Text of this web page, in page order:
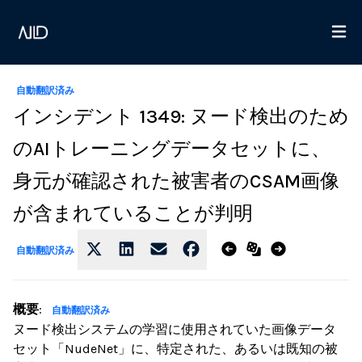
自動翻訳済み
インシデント 1349: ヌード検出のため
のAIトレーニングデータセットに、
身元が確認された被害者のCSAM画像
が含まれていることが判明
自動翻訳済み
概要: 自動翻訳済み
ヌード検出システムの学習に使用されていた画像データ
セット「NudeNet」に、特定された、あるいは既知の被